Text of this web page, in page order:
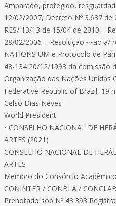
Amparado, protegido,
12/02/2007, Decreto Nº 3.637
RES/ 13/13 de 15/04 de 2010 –
28/02/2006 – Resolução~~ao a/
NATIONS UM e Protocolo de
48-134 20/12/1993 da comissão
Organização das Nações Unidas
Federative Republic of Brazil, 19
Celso Dias Neves
World President
• CONSELHO NACIONAL DE
ARTES (2021)
CONSELHO NACIONAL DE
ARTES
Membro do Consórcio Acadêmico
CONINTER / CONBLA / CONCLAB
Prenotado sob Nº 43.393